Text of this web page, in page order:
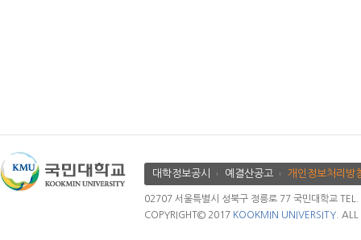
대학정보공시 예결산공고 개인정보처리방
02707 서울특별시 성북구 정릉로 77 국민대학교
COPYRIGHT© 2017 KOOKMIN UNIVERSITY. ALL